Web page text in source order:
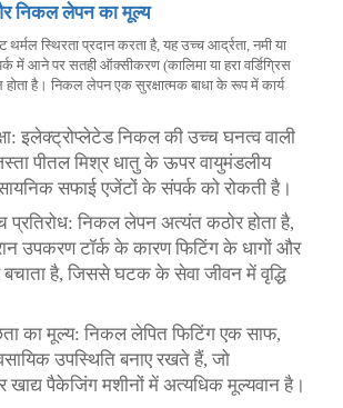
निकल लेपन का मूल्य
स्थिरता प्रदान करता है, यह उच्च आर्द्रता, नमी या
में आने पर सतही ऑक्सीकरण (कालिमा या हरा वर्डिग्रिस
है। निकल लेपन एक सुरक्षात्मक बाधा के रूप में कार्य
इलेक्ट्रोप्लेटेड निकल की उच्च घनत्व वाली
पीतल मिश्र धातु के ऊपर वायुमंडलीय
सफाई एजेंटों के संपर्क को रोकती है।
निकल लेपन अत्यंत कठोर होता है,
उपकरण टॉर्क के कारण फिटिंग के धागों और
है, जिससे घटक के सेवा जीवन में वृद्धि
का मूल्य: निकल लेपित फिटिंग एक साफ,
उपस्थिति बनाए रखते हैं, जो
खाद्य पैकेजिंग मशीनों में अत्यधिक मूल्यवान है।